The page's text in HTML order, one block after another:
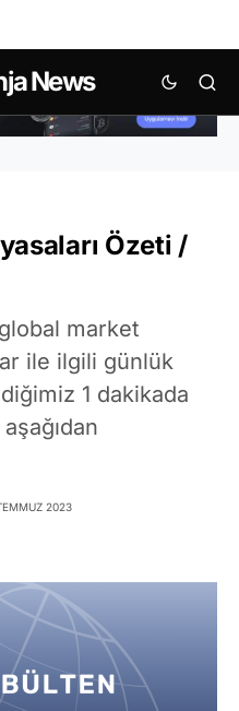
Özeti /
market
ile ilgili günlük
1 dakikada
2023